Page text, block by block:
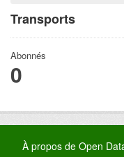
Transports
Abonnés
0
À propos de Open